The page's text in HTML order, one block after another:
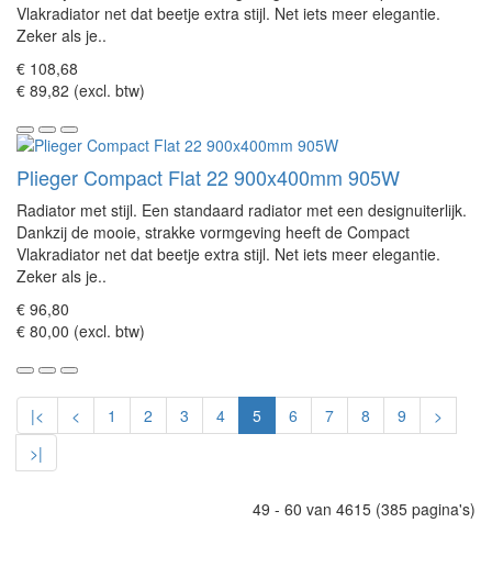
Vlakradiator net dat beetje extra stijl. Net iets meer elegantie.
Zeker als je..
€ 108,68
€ 89,82 (excl. btw)
Plieger Compact Flat 22 900x400mm 905W
Radiator met stijl. Een standaard radiator met een designuiterlijk.
Dankzij de mooie, strakke vormgeving heeft de Compact
Vlakradiator net dat beetje extra stijl. Net iets meer elegantie.
Zeker als je..
€ 96,80
€ 80,00 (excl. btw)
|< < 1 2 3 4 5 6 7 8 9
>
>|
49 - 60 van 4615 (385 pagina's)